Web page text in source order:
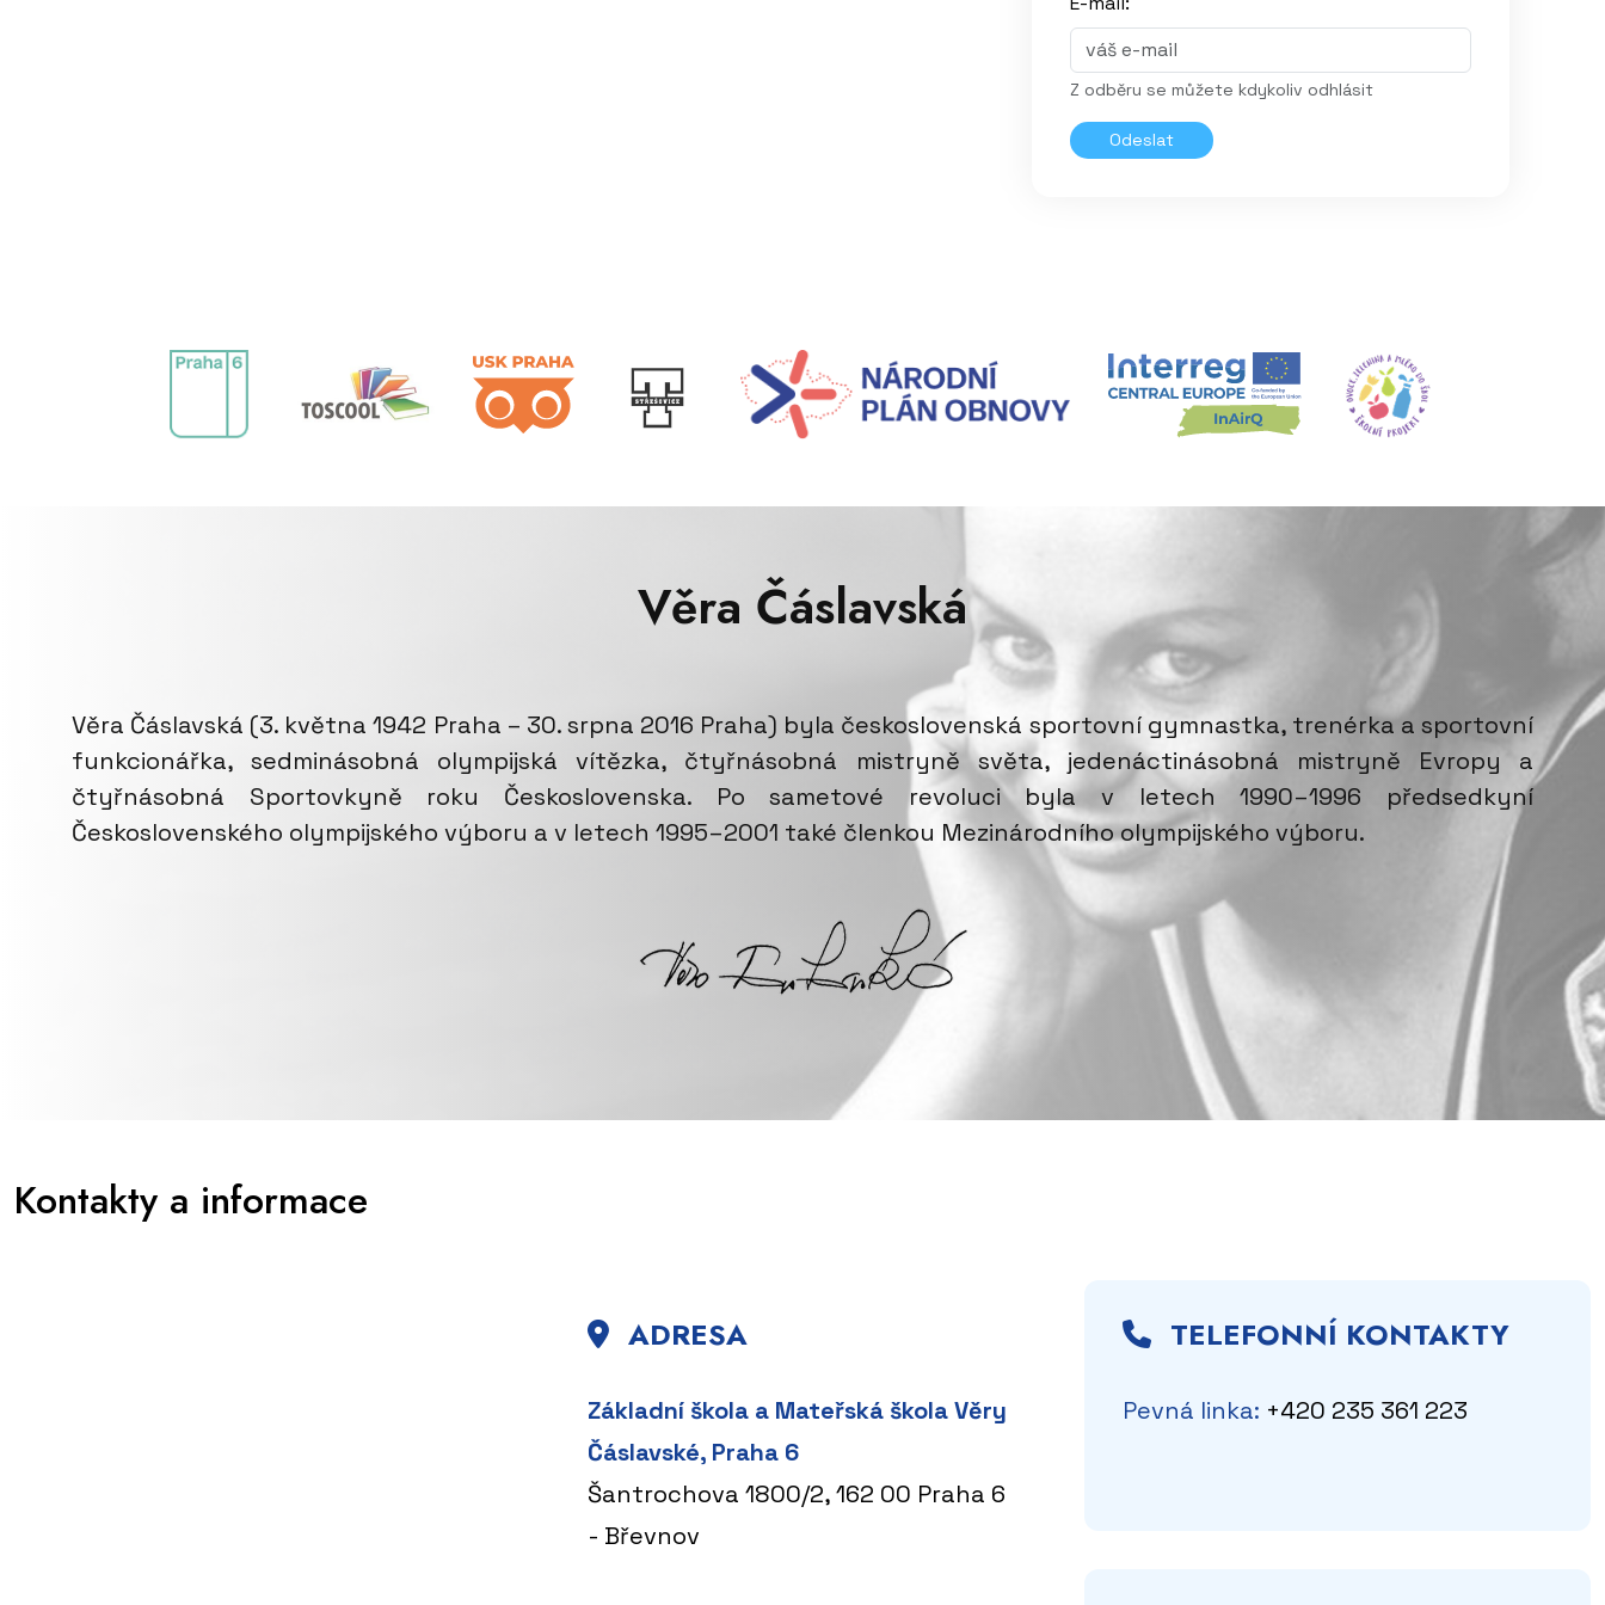
Z odběru se můžete kdykoliv odhlásit
Odeslat
Věra Čáslavská
Věra Čáslavská (3. května 1942 Praha – 30. srpna 2016 Praha) byla československá sportovní gymnastka, trenérka a sportovní
funkcionářka, sedminásobná olympijská vítězka, čtyřnásobná mistryně světa, jedenáctinásobná mistryně Evropy a
čtyřnásobná Sportovkyně roku Československa. Po sametové revoluci byla v letech 1990–1996 předsedkyní
Československého olympijského výboru a v letech 1995–2001 také členkou Mezinárodního olympijského výboru.
Kontakty a informace
TELEFONNÍ KONTAKTY
Pevná linka: +420 235 361 223
ADRESA
Základní škola a Mateřská škola Věry
Čáslavské, Praha 6
Šantrochova 1800/2, 162 00 Praha 6
- Břevnov